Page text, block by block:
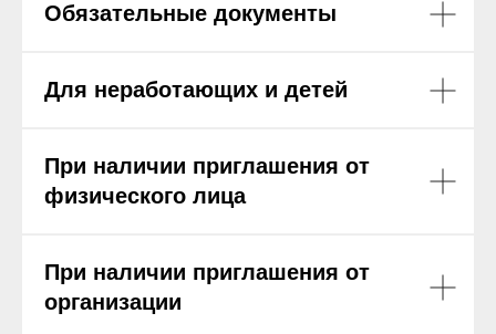
Обязательные документы
Для неработающих и детей
При наличии приглашения от
физического лица
При наличии приглашения от
организации